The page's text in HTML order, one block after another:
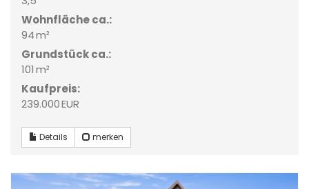
Wohnfläche ca.:
94 m²
Grund­stück ca.:
101 m²
Kaufpreis:
239.000 EUR
Details merken